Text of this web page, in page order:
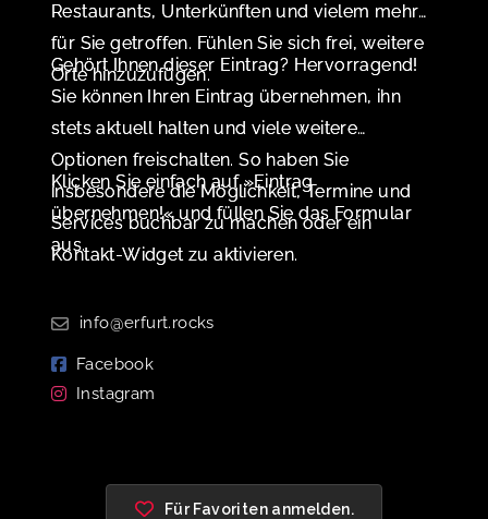
Restaurants, Unterkünften und vielem mehr
für Sie getroffen. Fühlen Sie sich frei, weitere
Orte hinzuzufügen.
Gehört Ihnen dieser Eintrag? Hervorragend!
Sie können Ihren Eintrag übernehmen, ihn
stets aktuell halten und viele weitere
Optionen freischalten. So haben Sie
insbesondere die Möglichkeit, Termine und
Services buchbar zu machen oder ein
Kontakt-Widget zu aktivieren.
Klicken Sie einfach auf »Eintrag
übernehmen!« und füllen Sie das Formular
aus.
info@erfurt.rocks
Facebook
Instagram
Für Favoriten anmelden.